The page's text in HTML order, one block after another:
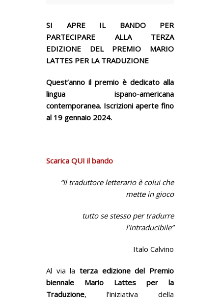
SI APRE IL BANDO PER
PARTECIPARE ALLA TERZA
EDIZIONE DEL PREMIO MARIO
LATTES PER LA TRADUZIONE
Quest’anno il premio è dedicato alla
lingua ispano-americana
contemporanea. Iscrizioni aperte fino
al 19 gennaio 2024.
Scarica QUI il bando
“Il traduttore letterario è colui che
mette in gioco
tutto se stesso per tradurre
l’intraducibile”
Italo Calvino
Al via la terza edizione del Premio
biennale Mario Lattes per la
Traduzione, l’iniziativa della